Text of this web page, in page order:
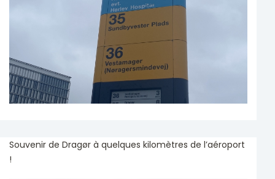
Souvenir de Dragør à quelques kilomètres de l’aéroport
!